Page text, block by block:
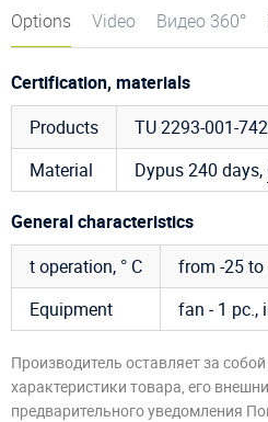
Options Video Видео 360°
Certification, materials
Products
TU 2293-001-
Material
Dypus 240 days,
General characteristics
t operation, ° C
from -25 to
Equipment
fan - 1 pc.,
Производитель оставляет за
характеристики товара, его
предварительного уведомления